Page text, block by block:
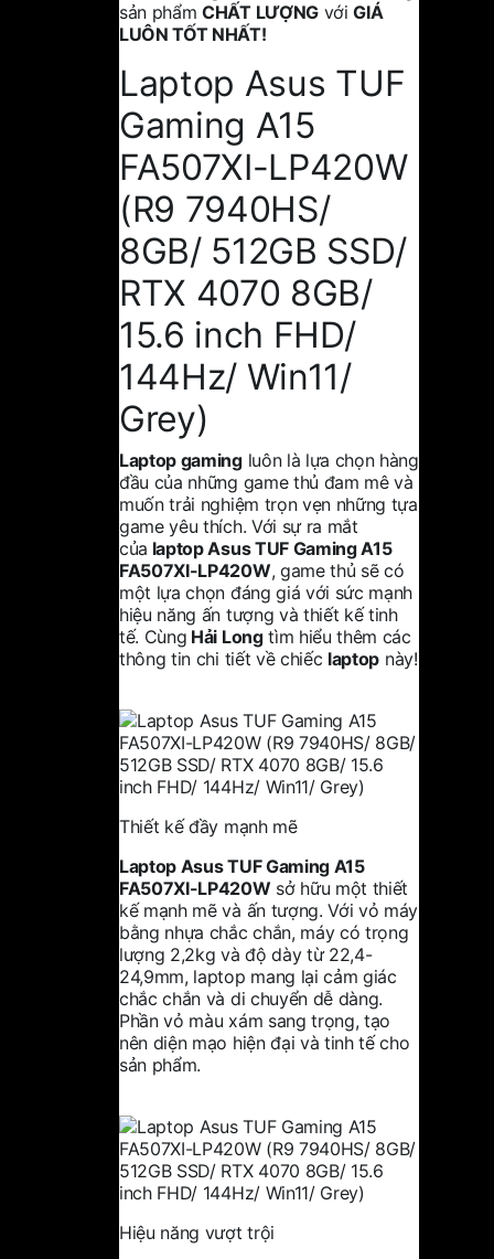
sản phẩmCHẤT LƯỢNGvớiGIÁ
LUÔN TỐT NHẤT!
Laptop Asus TUF
Gaming A15
FA507XI-LP420W
(R9 7940HS/
8GB/ 512GB SSD/
RTX 4070 8GB/
15.6 inch FHD/
144Hz/ Win11/
Grey)
Laptop gamingluôn là lựa chọn hàng
đầu của những game thủ đam mê và
muốn trải nghiệm trọn vẹn những tựa
game yêu thích. Với sự ra mắt
của laptop Asus TUF GamingA15
FA507XI-LP420W, game thủ sẽ có
một lựa chọn đáng giá với sức mạnh
hiệu năng ấn tượng và thiết kế tinh
tế. Cùng Hải Longtìm hiểu thêm các
thông tin chi tiết về chiếc laptop này!
Thiết kế đầy mạnh mẽ
Laptop Asus TUF Gaming A15
FA507XI-LP420W sở hữu một thiết
kế mạnh mẽ và ấn tượng. Với vỏ máy
bằng nhựa chắc chắn, máy có trọng
lượng 2,2kg và độ dày từ 22,4-
24,9mm, laptop mang lại cảm giác
chắc chắn và di chuyển dễ dàng.
Phần vỏ màu xám sang trọng, tạo
nên diện mạo hiện đại và tinh tế cho
sản phẩm.
Hiệu năng vượt trội